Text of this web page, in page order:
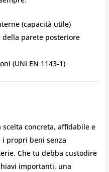
(capacità utile)
della parete posteriore
(UNI EN 1143-1)
concreta, affidabile e
propri beni senza
Che tu debba custodire
importanti, una